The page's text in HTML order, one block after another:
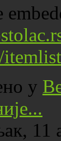
у
11